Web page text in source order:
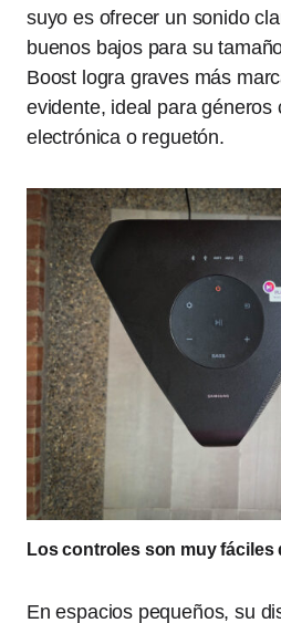
suyo es ofrecer un sonido
buenos bajos para su
Boost logra graves más
evidente, ideal para géneros
electrónica o reguetón.
Los controles son muy fáciles
En espacios pequeños, su